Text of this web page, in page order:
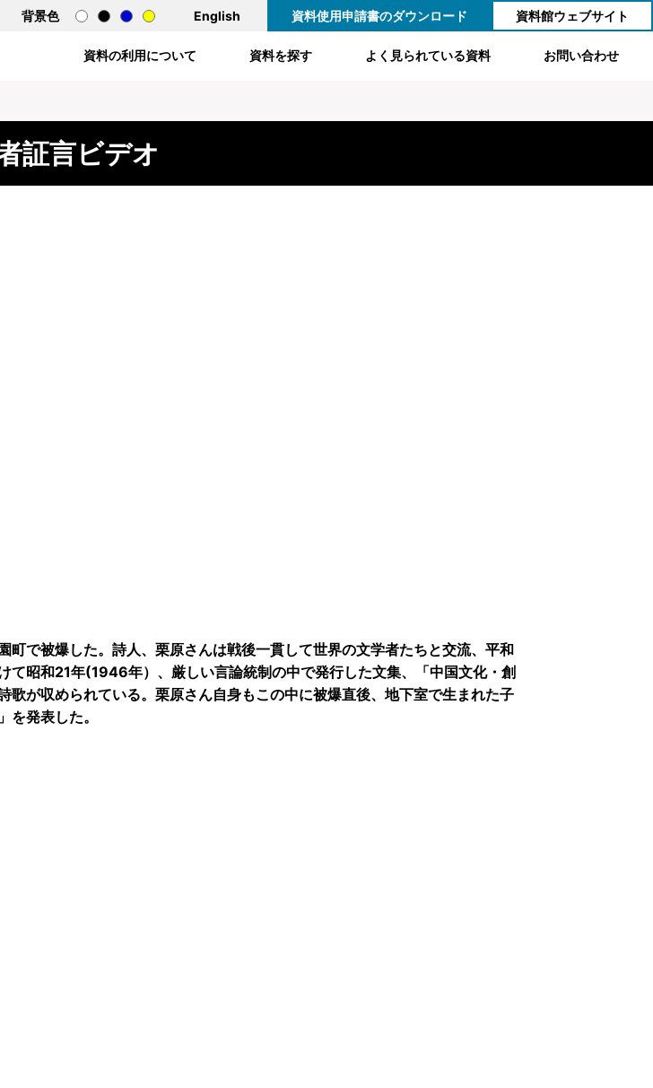
背景色 English 資料使用申請書のダウンロード 資料館ウェブサイト
資料の利用について 資料を探す よく見られている資料 お問い合わせ
証言ビデオ
町で被爆した。詩人、栗原さんは戦後一貫して世界の文学者たちと交流、平和
て昭和21年(1946年）、厳しい言論統制の中で発行した文集、「中国文化・創
歌が収められている。栗原さん自身もこの中に被爆直後、地下室で生まれた子
を発表した。